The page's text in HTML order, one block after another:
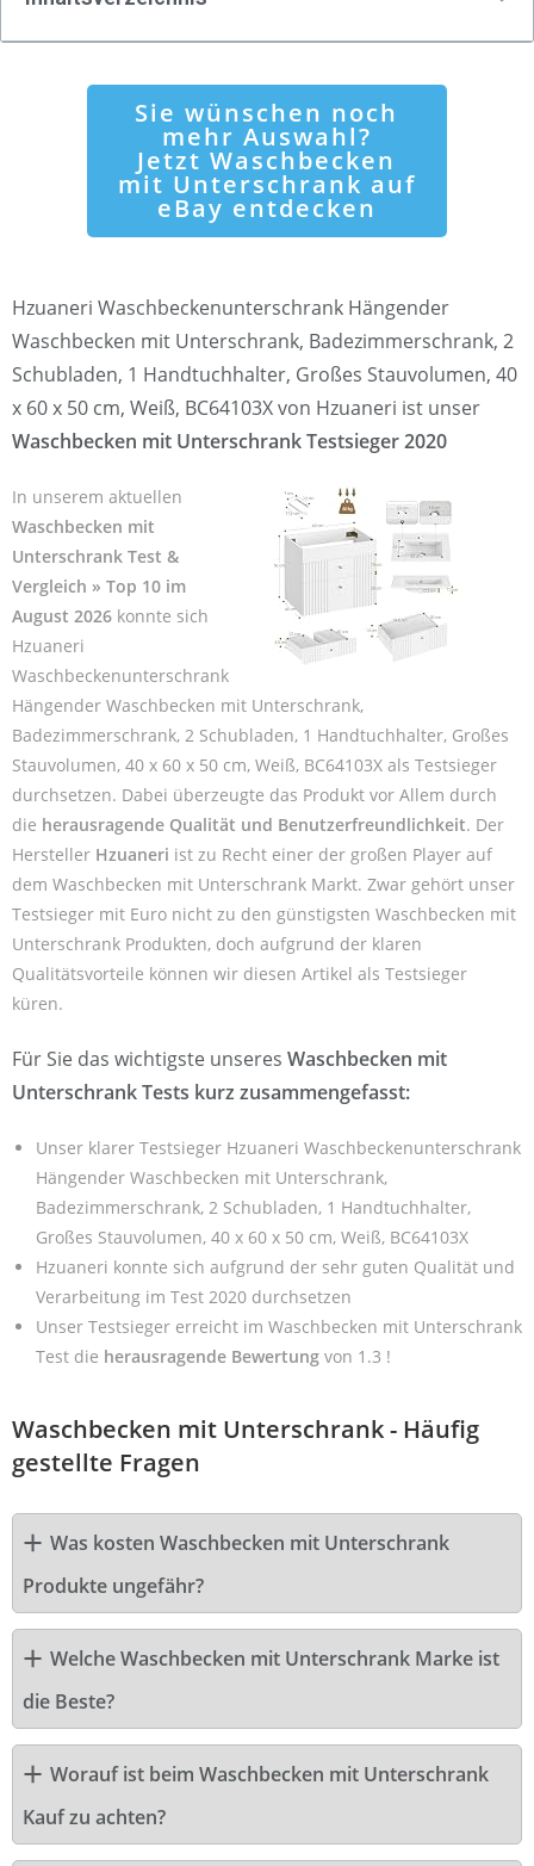
Sie wünschen noch
mehr Auswahl?
Jetzt Waschbecken
mit Unterschrank auf
eBay entdecken
Hzuaneri Waschbeckenunterschrank Hängender
Waschbecken mit Unterschrank, Badezimmerschrank, 2
Schubladen, 1 Handtuchhalter, Großes Stauvolumen, 40
x 60 x 50 cm, Weiß, BC64103X von Hzuaneri ist unser
Waschbecken mit Unterschrank Testsieger 2020
In unserem aktuellen
Waschbecken mit
Unterschrank Test &
Vergleich » Top 10 im
August 2026 konnte sich
Hzuaneri
Waschbeckenunterschrank
Hängender Waschbecken mit Unterschrank,
Badezimmerschrank, 2 Schubladen, 1 Handtuchhalter, Großes
Stauvolumen, 40 x 60 x 50 cm, Weiß, BC64103X als Testsieger
durchsetzen. Dabei überzeugte das Produkt vor Allem durch
die herausragende Qualität und Benutzerfreundlichkeit. Der
Hersteller Hzuaneri ist zu Recht einer der großen Player auf
dem Waschbecken mit Unterschrank Markt. Zwar gehört unser
Testsieger mit Euro nicht zu den günstigsten Waschbecken mit
Unterschrank Produkten, doch aufgrund der klaren
Qualitätsvorteile können wir diesen Artikel als Testsieger
küren.
Für Sie das wichtigste unseres Waschbecken mit
Unterschrank Tests kurz zusammengefasst:
Unser klarer Testsieger Hzuaneri Waschbeckenunterschrank
Hängender Waschbecken mit Unterschrank,
Badezimmerschrank, 2 Schubladen, 1 Handtuchhalter,
Großes Stauvolumen, 40 x 60 x 50 cm, Weiß, BC64103X
Hzuaneri konnte sich aufgrund der sehr guten Qualität und
Verarbeitung im Test 2020 durchsetzen
Unser Testsieger erreicht im Waschbecken mit Unterschrank
Test die herausragende Bewertung von 1.3 !
Waschbecken mit Unterschrank - Häufig
gestellte Fragen
Was kosten Waschbecken mit Unterschrank
Produkte ungefähr?
Welche Waschbecken mit Unterschrank Marke ist
die Beste?
Worauf ist beim Waschbecken mit Unterschrank
Kauf zu achten?